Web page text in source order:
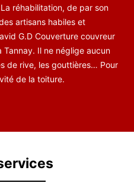
réhabilitation, de par son
artisans habiles et
G.D Couverture couvreur
Il ne néglige aucun
de rive, les gouttières… Pour
de la toiture.